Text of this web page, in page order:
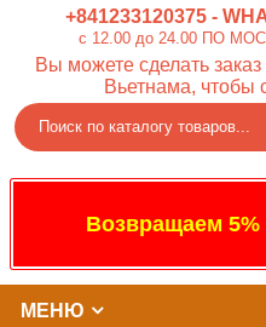
+841233120375-
c 12.00 до 24.00 ПО
Вы можете сделать
Вьетнама, чтобы
Возвращаем 5%
МЕНЮ